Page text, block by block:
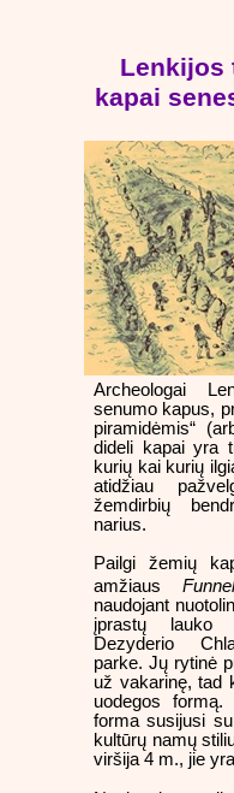
Lenkijos
kapai
Archeologai
senumo kapus,
piramidėmis“
dideli kapai yra
kurių kai kurių
atidžiau
žemdirbių
narius.
Pailgi žemių
amžiaus
naudojant
įprastų lauko
Dezyderio
parke. Jų rytinė
už vakarinę, tad
uodegos formą.
forma susijusi
kultūrų namų
viršija 4 m., jie